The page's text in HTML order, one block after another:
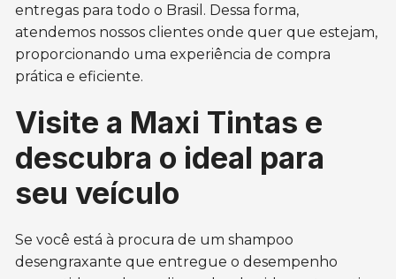
entregas para todo o Brasil. Dessa forma,
atendemos nossos clientes onde quer que estejam,
proporcionando uma experiência de compra
prática e eficiente.
Visite a Maxi Tintas e
descubra o ideal para
seu veículo
Se você está à procura de um shampoo
desengraxante que entregue o desempenho